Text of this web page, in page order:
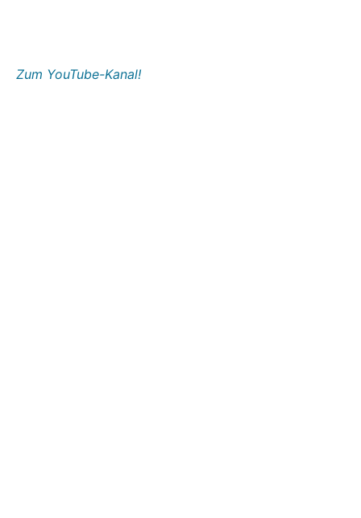
Zum YouTube-Kanal!